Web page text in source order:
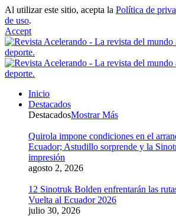
Al utilizar este sitio, acepta la Política de
de uso.
Accept
Inicio
Destacados
DestacadosMostrar Más
Quirola impone condiciones en el
Ecuador; Astudillo sorprende y la
impresión
agosto 2, 2026
12 Sinotruk Bolden enfrentarán las
Vuelta al Ecuador 2026
julio 30, 2026